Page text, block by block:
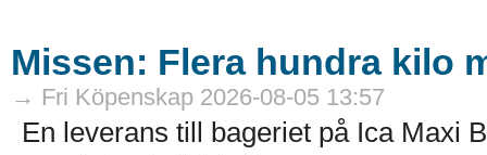
Missen: Flera hundra kilo
→ Fri Köpenskap 2026-08-05 13:57
En leverans till bageriet på Ica Maxi